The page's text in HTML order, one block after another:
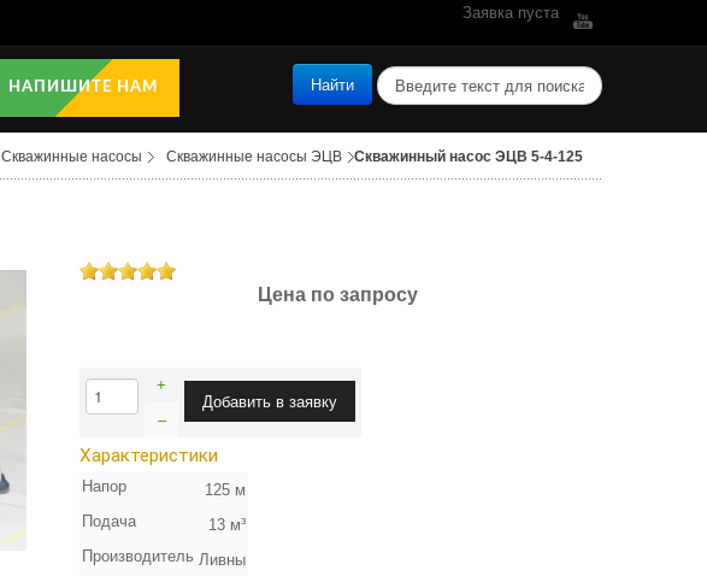
Заявка пуста
НАПИШИТЕ НАМ Найти поиск
Скважинные насосы Скважинные насосы ЭЦВ Скважинный насос ЭЦВ 5-4-125
Цена по запросу
+
–
Характеристики
Напор
125 м
Подача
13 м³
Производитель Ливны